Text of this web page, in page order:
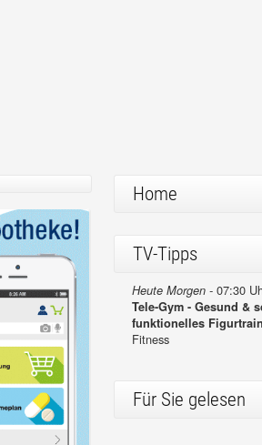
Home
TV-Tipps
Heute Morgen -07:30
Tele-Gym - Gesund &
funktionelles
Fitness
Für Sie gelesen